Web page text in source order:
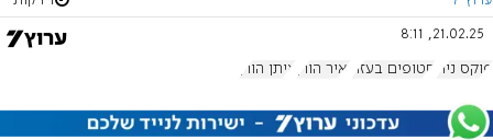
21.02.25, 8:11
פוקס ניוז חטופים בעזה יאיר הורן איתן הורן